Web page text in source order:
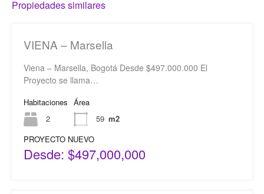
Propiedades similares
VIENA – Marsella
Viena – Marsella, Bogotá Desde $497.000.000 El
Proyecto se llama…
Habitaciones
2
Área
59 m2
PROYECTO NUEVO
Desde: $497,000,000